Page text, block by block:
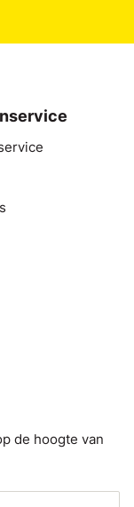
de hoogte van